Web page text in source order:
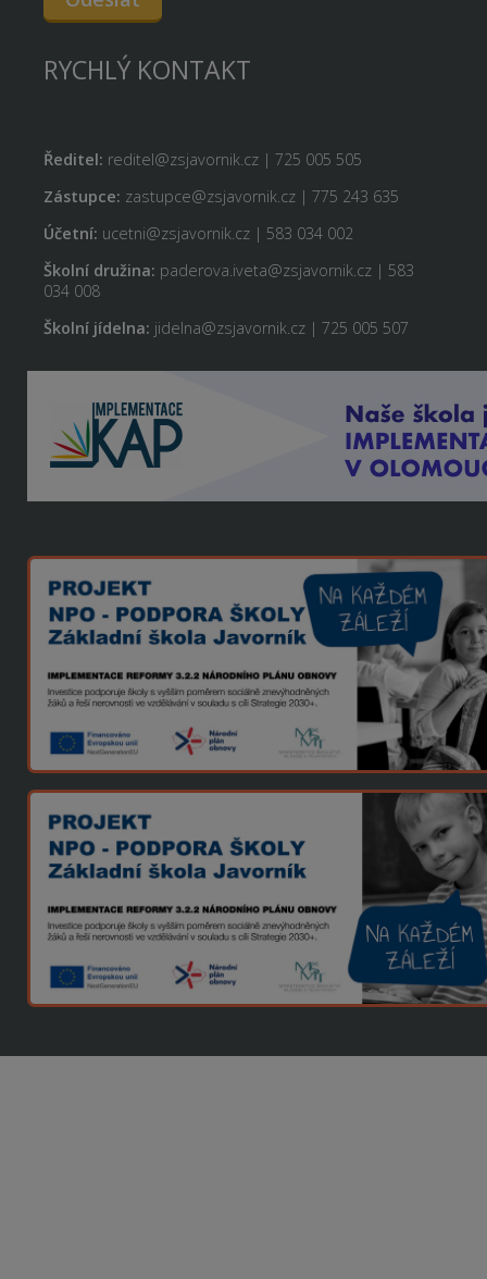
RYCHLÝ KONTAKT
Ředitel: reditel@zsjavornik.cz | 725 005 505
Zástupce: zastupce@zsjavornik.cz | 775 243 635
Účetní: ucetni@zsjavornik.cz | 583 034 002
Školní družina: paderova.iveta@zsjavornik.cz | 583
034 008
Školní jídelna: jidelna@zsjavornik.cz | 725 005 507